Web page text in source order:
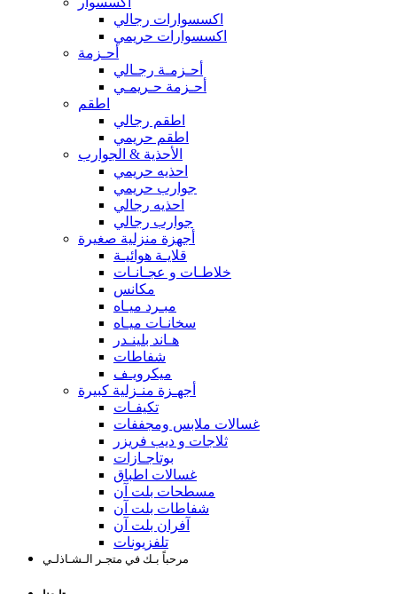
اكسسوارات رجالي
اكسسوارات حريمي
أحـزمة
أحـزمـة رجـالي
أحـزمة حـريمـي
اطقم
اطقم رجالي
اطقم حريمي
الأحذية & الجوارب
احذيه حريمي
جوارب حريمي
احذيه رجالي
جوارب رجالي
أجهزة منزلية صغيرة
قلايـة هوائيـة
خلاطـات و عجـانـات
مكانس
مبـرد ميـاه
سخانـات ميـاه
هـاند بلينـدر
شفاطات
ميكرويـف
أجهـزة منـزلية كبيرة
تكيفـات
غسالات ملابس ومجففات
ثلاجات و ديب فريزر
بوتاجـازات
غسالات اطباق
مسطحات بلت آن
شفاطات بلت آن
آفران بلت آن
تلفزيونات
مرحباً بـك في متجـر الـشـاذلـي